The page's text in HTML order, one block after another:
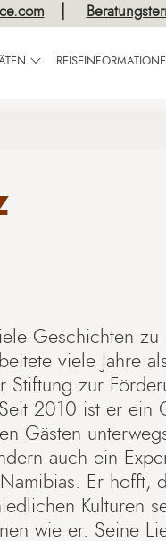
Geschichten
viele Jahre
Stiftung zur
2010 ist er ein
Gästen
auch ein
Er hofft,
Kulturen
wie er. Seine